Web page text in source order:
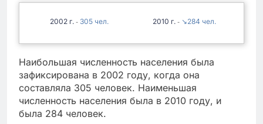
2002 - 305 2010 - ↘284
Наибольшая численность населения была
зафиксирована в 2002 году, когда она
составляла 305 человек. Наименьшая
численность населения была в 2010 году, и
была 284 человек.